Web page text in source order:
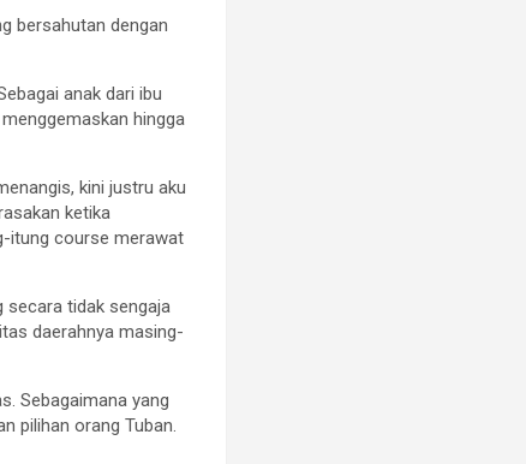
bersahutan dengan
anak dari ibu
hingga
kini justru aku
ketika
itung course merawat
secara tidak sengaja
daerahnya masing-
Sebagaimana yang
pilihan orang Tuban.